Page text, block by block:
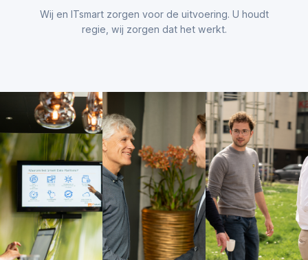
Wij en ITsmart zorgen voor de uitvoering. U houdt
regie, wij zorgen dat het werkt.